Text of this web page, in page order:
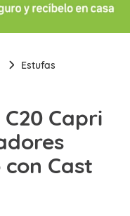
Estufas
Capri
Cast